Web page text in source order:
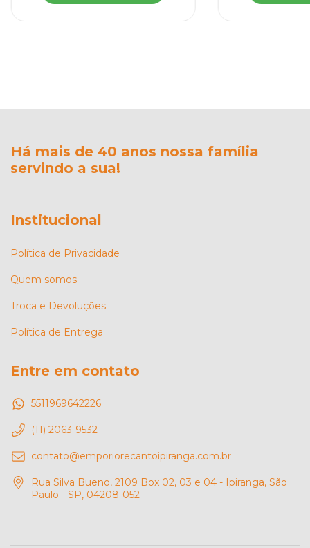
Há mais de 40 anos nossa família
servindo a sua!
Institucional
Política de Privacidade
Quem somos
Troca e Devoluções
Política de Entrega
Entre em contato
5511969642226
(11) 2063-9532
contato@emporiorecantoipiranga.com.br
Rua Silva Bueno, 2109 Box 02, 03 e 04 - Ipiranga, São
Paulo - SP, 04208-052